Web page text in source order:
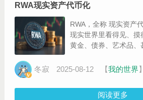
RWA现实资产代币化
RWA，全称 现实资产
现实世界里看得见、
黄金、债券、艺术品
的代币
冬寂 2025-08-12 【我的世界】
阅读更多